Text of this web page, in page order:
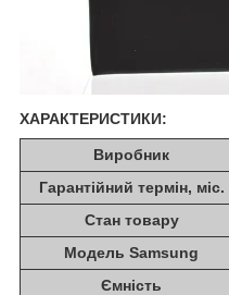
ХАРАКТЕРИСТИКИ:
Виробник
Гарантійний термін, міс.
Стан товару
Модель Samsung
Ємність